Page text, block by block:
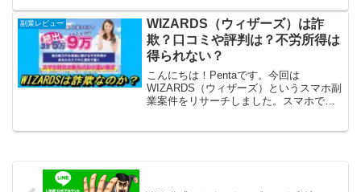
スマホでできる副業案件を徹底リサーチ
しました。そ...
副業レビュー
WIZARDS（ウィザーズ）は詐
欺？口コミや評判は？不労所得は
得られない？
こんにちは！Pentaです。今回は
WIZARDS（ウィザーズ）というスマホ副
業案件をリサーチしました。スマホで